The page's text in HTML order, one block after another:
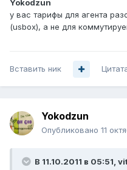
Yokodzun
у вас тарифы для агента
(usbox), а не для
Вставить ник
Yokodzun
Опубликовано 11
В 11.10.2011 в 05:51,